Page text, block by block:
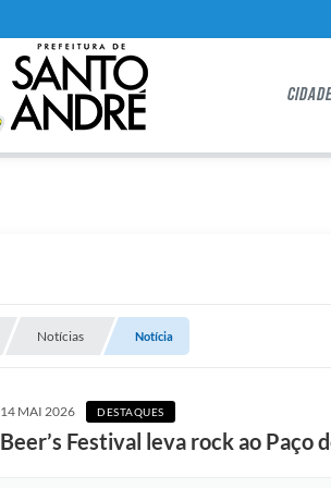
Notícias Notícia
14 MAI 2026 DESTAQUES
Beer’s Festival leva rock ao Paço